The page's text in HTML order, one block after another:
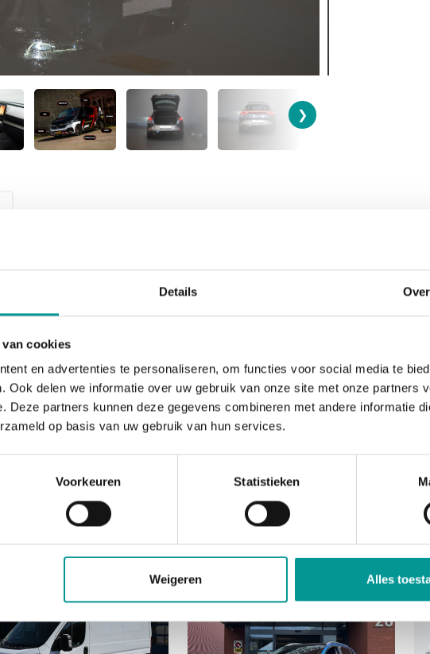
Details Over
cookies
en advertenties te personaliseren, om functies voor social media te
Ook delen we informatie over uw gebruik van onze site met onze partners
Deze partners kunnen deze gegevens combineren met andere informatie
op basis van uw gebruik van hun services.
Voorkeuren Statistieken
Weigeren Alles
❯
BRANDSTOF
Hybride Benzine incl. BTW